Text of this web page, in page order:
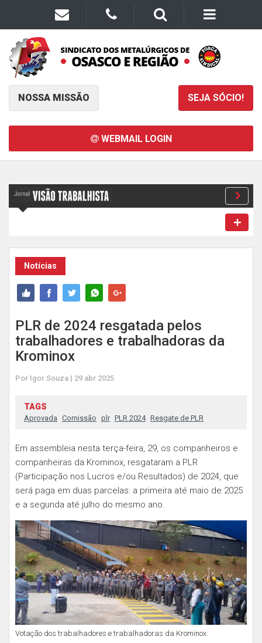
NOSSA MISSÃO SEJA SÓCIO!
WEBMAIL LOGIN
Notícias
PLR de 2024 resgatada pelos
trabalhadores e trabalhadoras da
Krominox
Por Igor Souza | 29 abr 2025
TAGS
Aprovada Comissão plr PLR 2024 Resgate de PLR
Em assembleia nesta terça-feira, 29, os companheiros e
companheiras da Krominox, resgataram a PLR
(Participação nos Lucros e/ou Resultados) de 2024, que
será paga em duas parcelas: a primeira até maio de 2025
e a segunda até julho do mesmo ano.
Votação dos trabalhadores e trabalhadoras da Krominox.